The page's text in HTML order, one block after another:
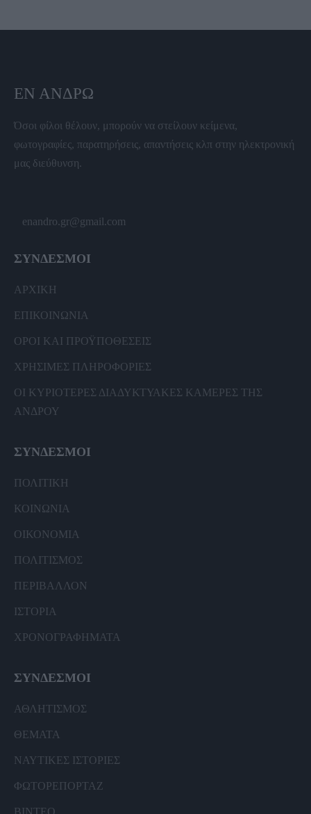
ΕΝ ΆΝΔΡΩ
Όσοι φίλοι θέλουν, μπορούν να στείλουν κείμενα,
φωτογραφίες, παρατηρήσεις, απαντήσεις κλπ στην ηλεκτρονική
μας διεύθυνση.
enandro.gr@gmail.com
ΣΥΝΔΕΣΜΟΙ
ΑΡΧΙΚΗ
ΕΠΙΚΟΙΝΩΝΙΑ
ΟΡΟΙ ΚΑΙ ΠΡΟΫΠΟΘΕΣΕΙΣ
ΧΡΗΣΙΜΕΣ ΠΛΗΡΟΦΟΡΙΕΣ
ΟΙ ΚΥΡΙΟΤΕΡΕΣ ΔΙΑΔΥΚΤΥΑΚΕΣ ΚΑΜΕΡΕΣ ΤΗΣ
ΑΝΔΡΟΥ
ΣΥΝΔΕΣΜΟΙ
ΠΟΛΙΤΙΚΗ
ΚΟΙΝΩΝΙΑ
ΟΙΚΟΝΟΜΙΑ
ΠΟΛΙΤΙΣΜΟΣ
ΠΕΡΙΒΑΛΛΟΝ
ΙΣΤΟΡΙΑ
ΧΡΟΝΟΓΡΑΦΗΜΑΤΑ
ΣΥΝΔΕΣΜΟΙ
ΑΘΛΗΤΙΣΜΟΣ
ΘΕΜΑΤΑ
ΝΑΥΤΙΚΕΣ ΙΣΤΟΡΙΕΣ
ΦΩΤΟΡΕΠΟΡΤΑΖ